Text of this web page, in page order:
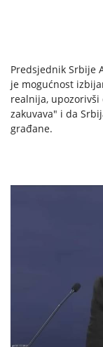
Predsjednik Srbije
je mogućnost
realnija, upozorivši
zakuvava" i da
građane.